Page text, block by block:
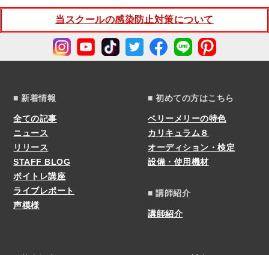
当スクールの感染防止対策について
■ 新着情報
全ての記事
ニュース
リリース
STAFF BLOG
ボイトレ講座
ライブレポート
声模様
■ 初めての方はこちら
ベリーメリーの特色
カリキュラム８
オーディション・検定
設備・使用機材
■ 講師紹介
講師紹介